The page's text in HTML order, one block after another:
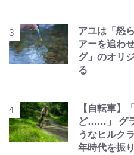
アユは「怒
アーを追わ
グ」のオリ
る
【自転車】
ど……」 グ
うなヒルク
年時代を振